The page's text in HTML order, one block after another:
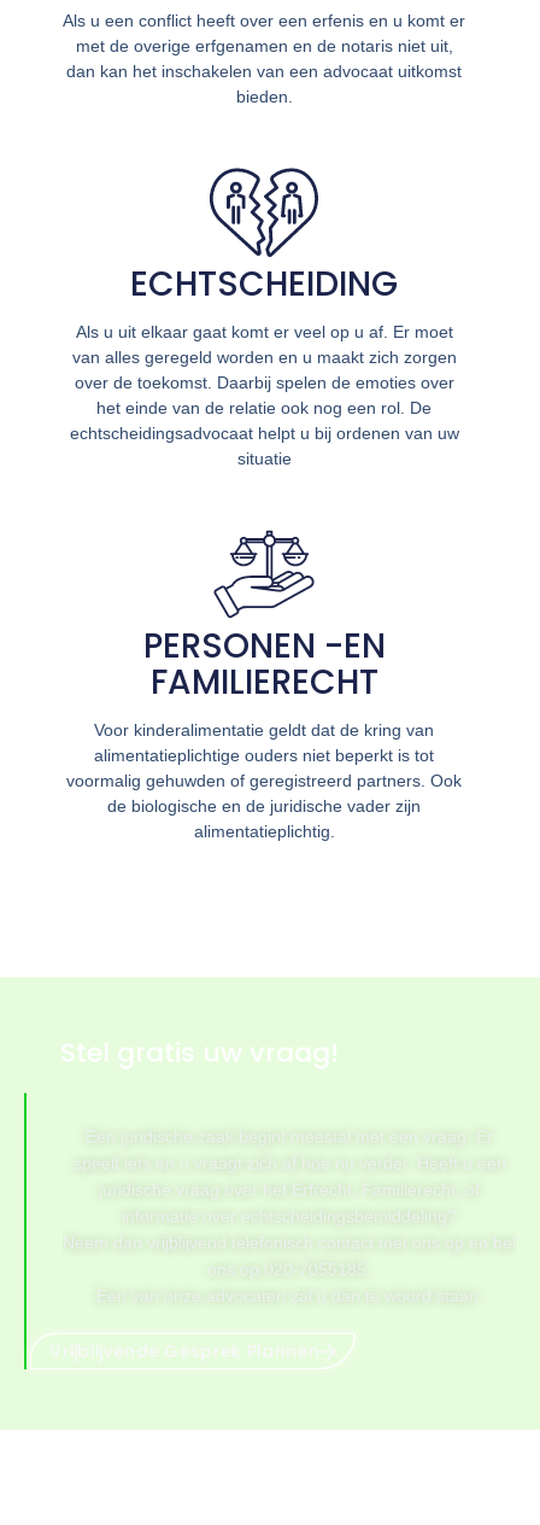
Als u een conflict heeft over een erfenis en u komt er
met de overige erfgenamen en de notaris niet uit,
dan kan het inschakelen van een advocaat uitkomst
bieden.
ECHTSCHEIDING
Als u uit elkaar gaat komt er veel op u af. Er moet
van alles geregeld worden en u maakt zich zorgen
over de toekomst. Daarbij spelen de emoties over
het einde van de relatie ook nog een rol. De
echtscheidingsadvocaat helpt u bij ordenen van uw
situatie
PERSONEN -EN
FAMILIERECHT
Voor kinderalimentatie geldt dat de kring van
alimentatieplichtige ouders niet beperkt is tot
voormalig gehuwden of geregistreerd partners. Ook
de biologische en de juridische vader zijn
alimentatieplichtig.
Stel gratis uw vraag!
Een juridische zaak begint meestal met een vraag. Er
speelt iets en u vraagt zich af hoe nu verder. Heeft u een
juridische vraag over het Erfrecht, Familierecht, of
informatie over echtscheidingsbemiddeling?
Neem dan vrijblijvend telefonisch contact met ons op en bel
ons op 020-7055185.
Een van onze advocaten zal u dan te woord staan.
Vrijblijvende Gesprek Plannen